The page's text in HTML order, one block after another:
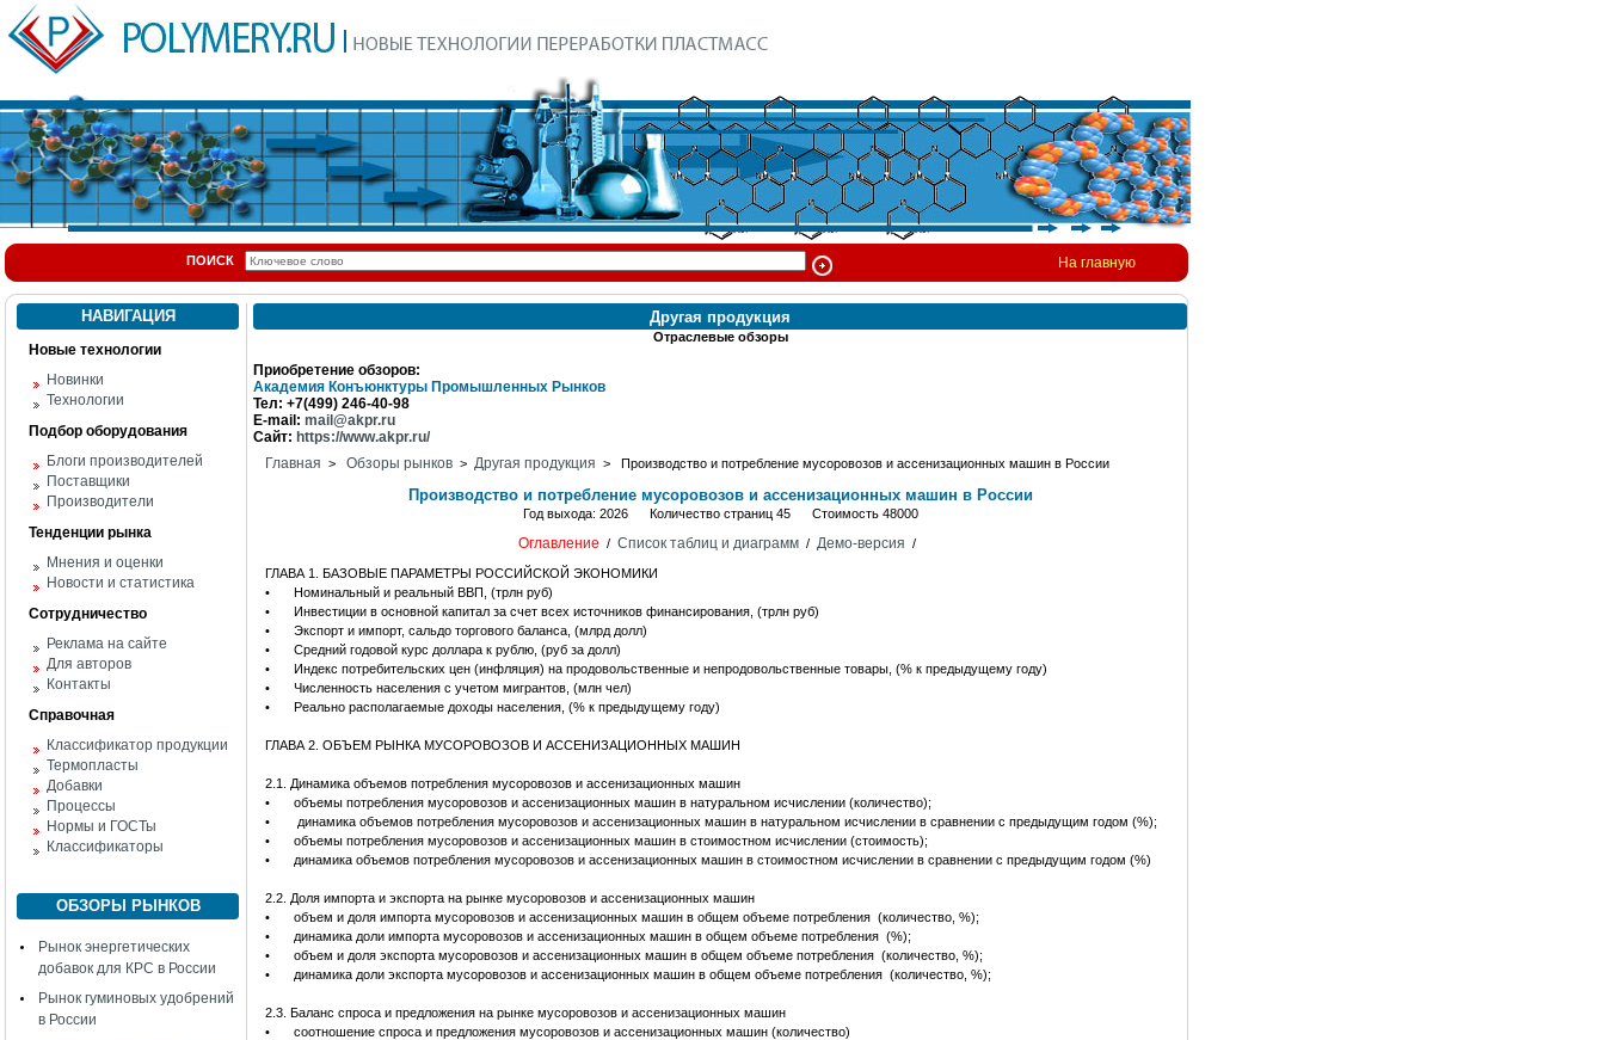
ПОИСК На главную
НАВИГАЦИЯ
Новые технологии
Новинки
Технологии
Подбор оборудования
Блоги производителей
Поставщики
Производители
Тенденции рынка
Мнения и оценки
Новости и статистика
Сотрудничество
Реклама на сайте
Для авторов
Контакты
Справочная
Классификатор продукции
Термопласты
Добавки
Процессы
Нормы и ГОСТы
Классификаторы
ОБЗОРЫ РЫНКОВ
Рынок энергетических
добавок для КРС в России
Рынок гуминовых удобрений
в России
Другая продукция
Отраслевые обзоры
Приобретение обзоров:
Академия Конъюнктуры Промышленных Рынков
Тел: +7(499) 246-40-98
E-mail: mail@akpr.ru
Сайт: https://www.akpr.ru/
Главная > Обзоры рынков > Другая продукция > Производство и потребление мусоровозов и ассенизационных машин в России
Производство и потребление мусоровозов и ассенизационных машин в России
Год выхода: 2026 Количество страниц 45 Стоимость 48000
Оглавление / Список таблиц и диаграмм/ Демо-версия /
ГЛАВА 1. БАЗОВЫЕ ПАРАМЕТРЫ РОССИЙСКОЙ ЭКОНОМИКИ
•
Номинальный и реальный ВВП, (трлн руб)
•
Инвестиции в основной капитал за счет всех источников финансирования, (трлн руб)
•
Экспорт и импорт, сальдо торгового баланса, (млрд долл)
•
Средний годовой курс доллара к рублю, (руб за долл)
•
Индекс потребительских цен (инфляция) на продовольственные и непродовольственные товары, (% к предыдущему году)
•
Численность населения с учетом мигрантов, (млн чел)
•
Реально располагаемые доходы населения, (% к предыдущему году)
ГЛАВА 2. ОБЪЕМ РЫНКА МУСОРОВОЗОВ И АССЕНИЗАЦИОННЫХ МАШИН
2.1. Динамика объемов потребления мусоровозов и ассенизационных машин
•
объемы потребления мусоровозов и ассенизационных машин в натуральном исчислении (количество);
•
динамика объемов потребления мусоровозов и ассенизационных машин в натуральном исчислении в сравнении с предыдущим годом (%);
•
объемы потребления мусоровозов и ассенизационных машин в стоимостном исчислении (стоимость);
•
динамика объемов потребления мусоровозов и ассенизационных машин в стоимостном исчислении в сравнении с предыдущим годом (%)
2.2. Доля импорта и экспорта на рынке мусоровозов и ассенизационных машин
•
объем и доля импорта мусоровозов и ассенизационных машин в общем объеме потребления (количество, %);
•
динамика доли импорта мусоровозов и ассенизационных машин в общем объеме потребления (%);
•
объем и доля экспорта мусоровозов и ассенизационных машин в общем объеме потребления (количество, %);
•
динамика доли экспорта мусоровозов и ассенизационных машин в общем объеме потребления (количество, %);
2.3. Баланс спроса и предложения на рынке мусоровозов и ассенизационных машин
•
соотношение спроса и предложения мусоровозов и ассенизационных машин (количество)